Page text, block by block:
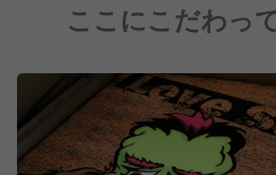
ここにこだわっ